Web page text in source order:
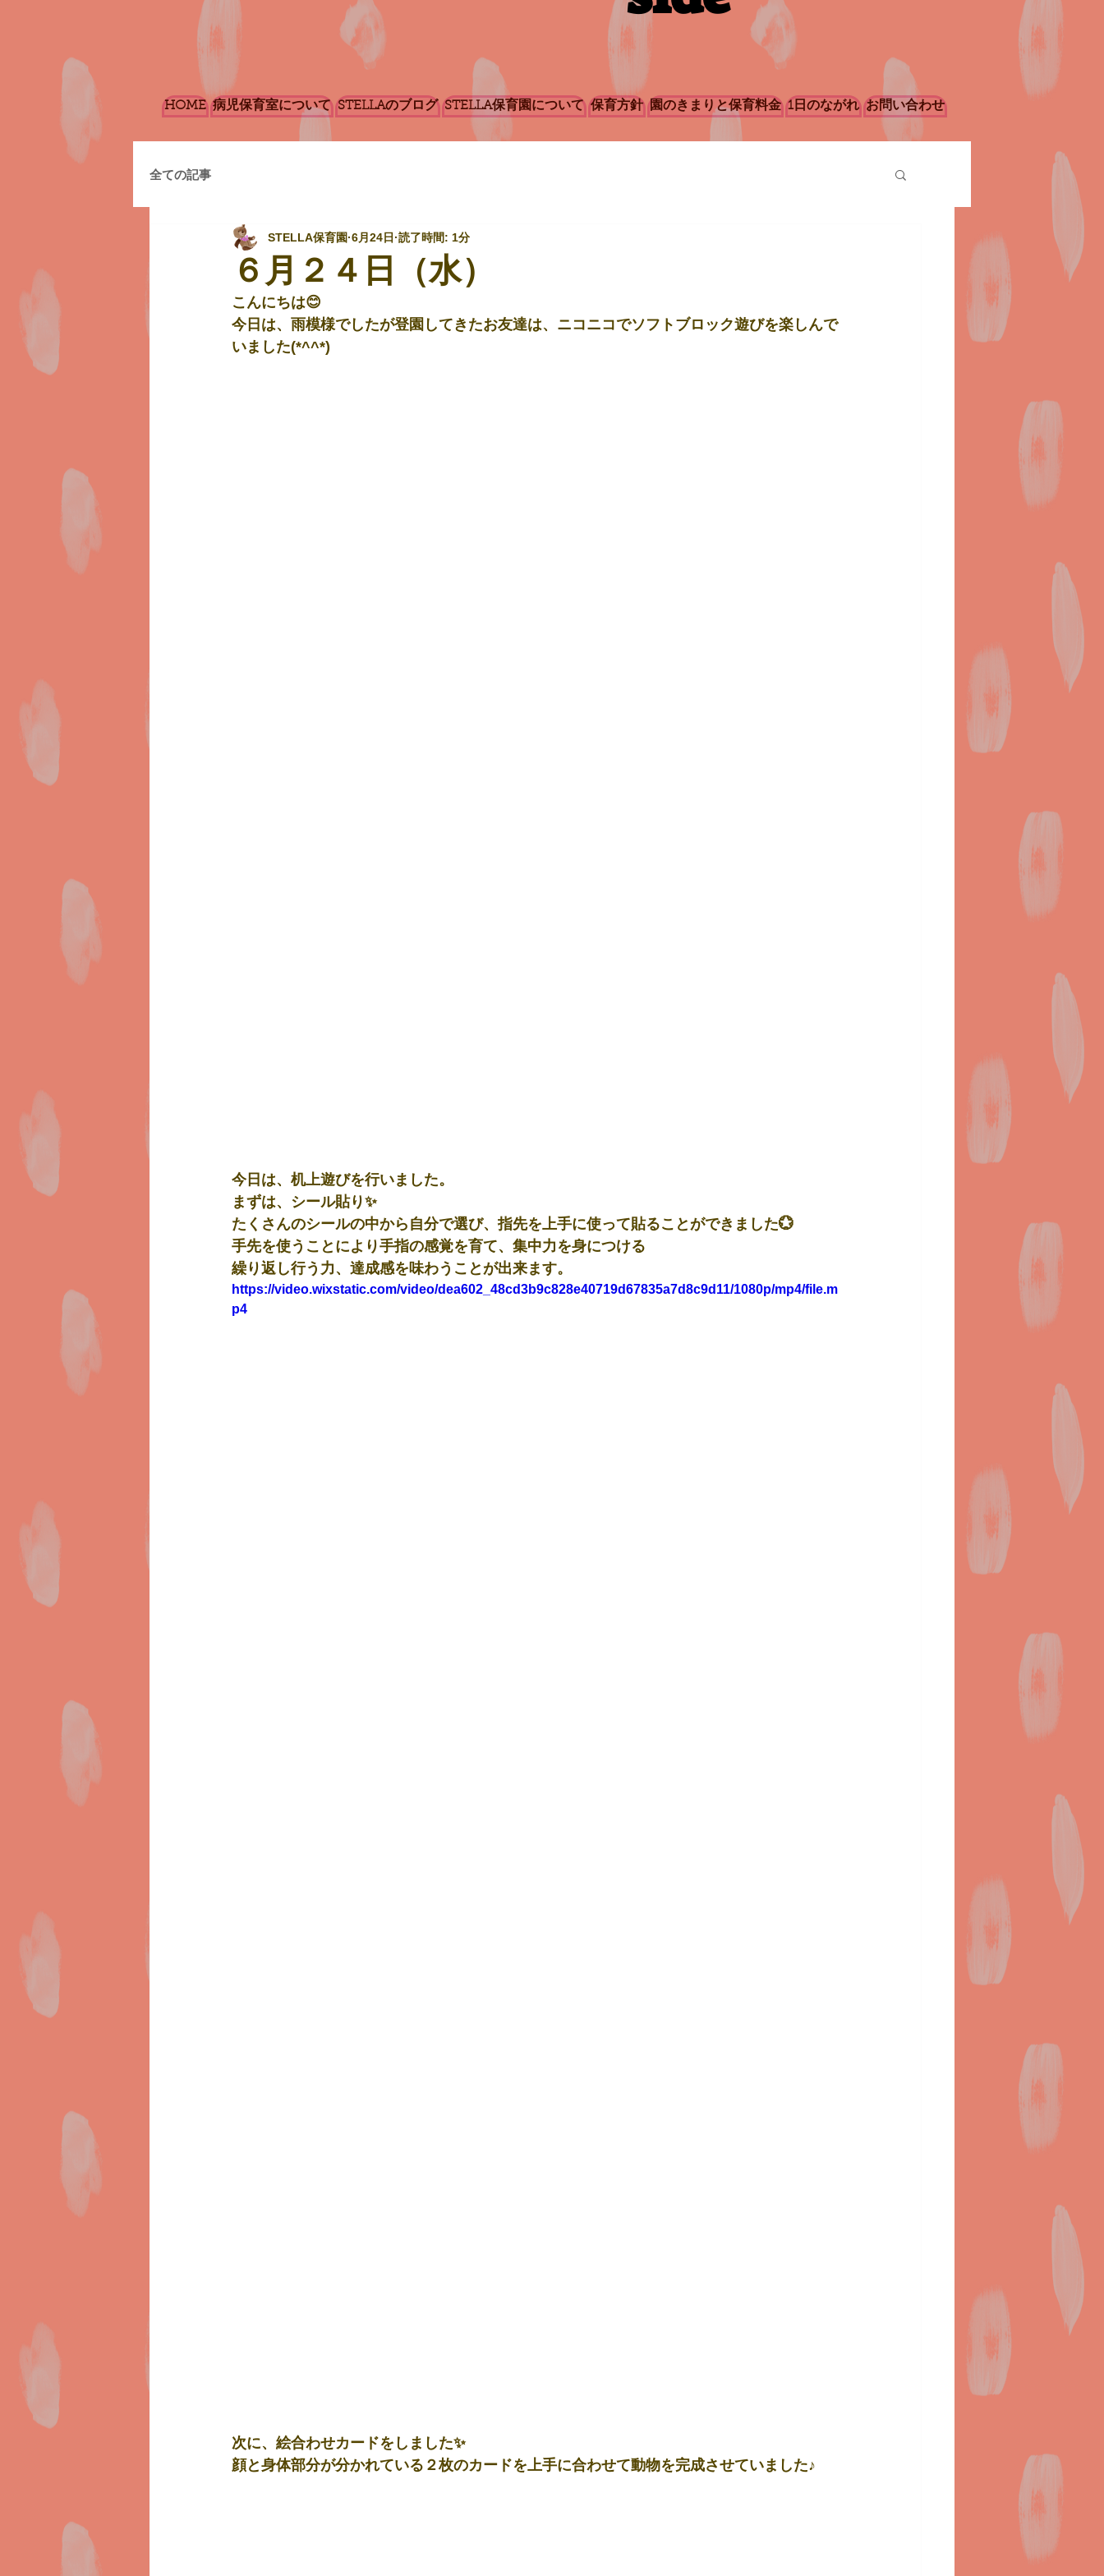
HOME 病児保育室について STELLAのブログ STELLA保育園について 保育方針 園のきまりと保育料金 1日のながれ お問い合わせ
全ての記事
６月２４日（水）
STELLA保育園 6月24日 読了時間: 1分
こんにちは😊
今日は、雨模様でしたが登園してきたお友達は、ニコニコでソフトブロック遊びを楽しんで
いました(*^^*)
今日は、机上遊びを行いました。
まずは、シール貼り✨
たくさんのシールの中から自分で選び、指先を上手に使って貼ることができました💮
手先を使うことにより手指の感覚を育て、集中力を身につける
繰り返し行う力、達成感を味わうことが出来ます。
https://video.wixstatic.com/video/dea602_48cd3b9c828e40719d67835a7d8c9d11/1080p/mp4/file.m
p4
次に、絵合わせカードをしました✨
顔と身体部分が分かれている２枚のカードを上手に合わせて動物を完成させていました♪